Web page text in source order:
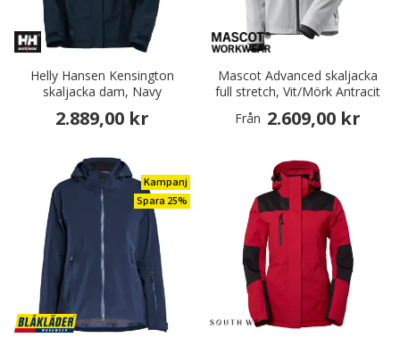
Helly Hansen Kensington
skaljacka dam, Navy
2.889,00 kr
Mascot Advanced skaljacka
full stretch, Vit/Mörk Antracit
Från 2.609,00 kr
Kampanj
Spara 25%